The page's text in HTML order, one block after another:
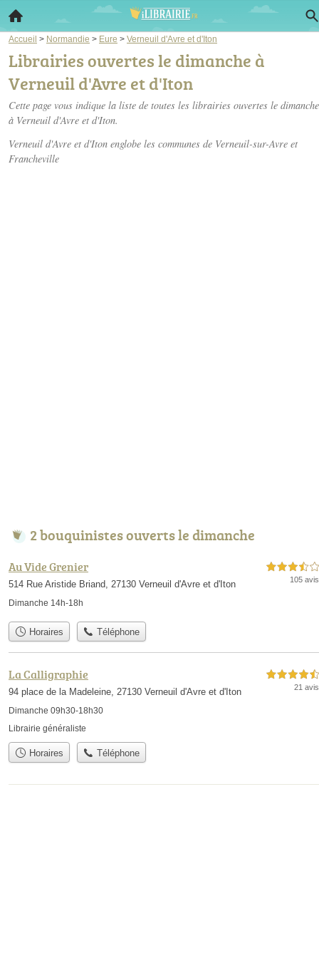
Accueil > Normandie > Eure > Verneuil d'Avre et d'Iton
Librairies ouvertes le dimanche à
Verneuil d'Avre et d'Iton
Cette page vous indique la liste de toutes les librairies ouvertes le dimanche
à Verneuil d'Avre et d'Iton.
Verneuil d'Avre et d'Iton englobe les communes de Verneuil-sur-Avre et
Francheville
2 bouquinistes ouverts le dimanche
Au Vide Grenier
514 Rue Aristide Briand, 27130 Verneuil d'Avre et d'Iton
Dimanche 14h-18h
3,5 étoiles sur 5
105 avis
Horaires Téléphone
La Calligraphie
94 place de la Madeleine, 27130 Verneuil d'Avre et d'Iton
Dimanche 09h30-18h30
4,5 étoiles sur 5
21 avis
Librairie généraliste
Horaires Téléphone